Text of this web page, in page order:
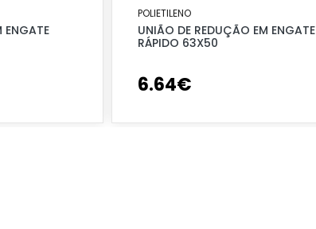
ENGATE
POLIETILENO
UNIÃO DE REDUÇÃO EM ENGATE
RÁPIDO 63X50
6.64€